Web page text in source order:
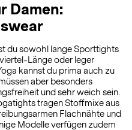
Damen:
du sowohl lange Sporttights
Länge oder leger
kannst du prima auch zu
aber besonders
und sehr weich sein.
tragen Stoffmixe aus
Flachnähte und
Modelle verfügen zudem